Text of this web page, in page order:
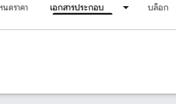
ดราคา เอกสารประกอบ บล็อก